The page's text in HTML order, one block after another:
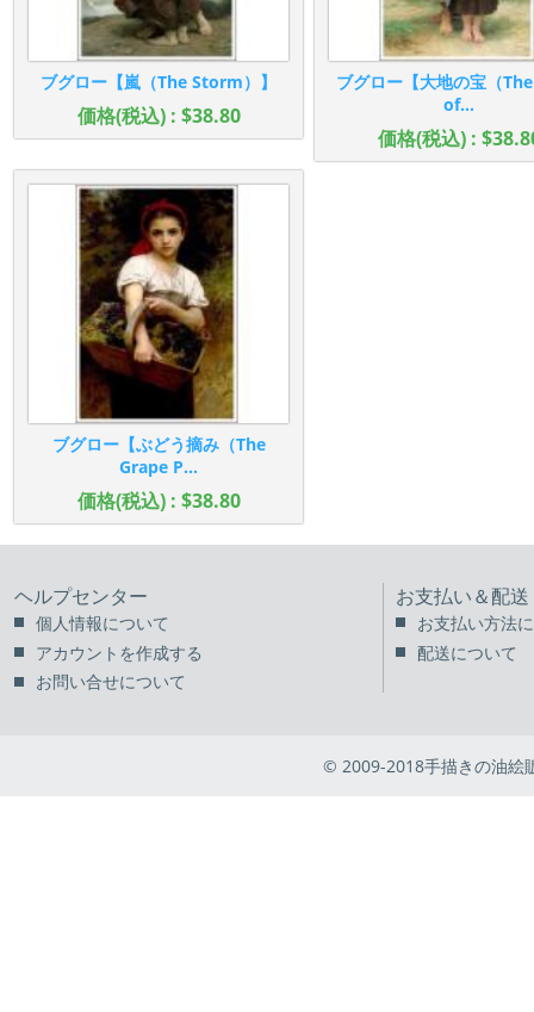
ブグロー【嵐（The Storm）】
価格(税込) : $38.80
ブグロー【大地の宝（
of...
価格(税込) :
ブグロー【ぶどう摘み（The
Grape P...
価格(税込) : $38.80
ヘルプセンター
個人情報について
アカウントを作成する
お問い合せについて
お支払い＆配送
お支払い方法
配送について
© 2009-2018手描きの油絵